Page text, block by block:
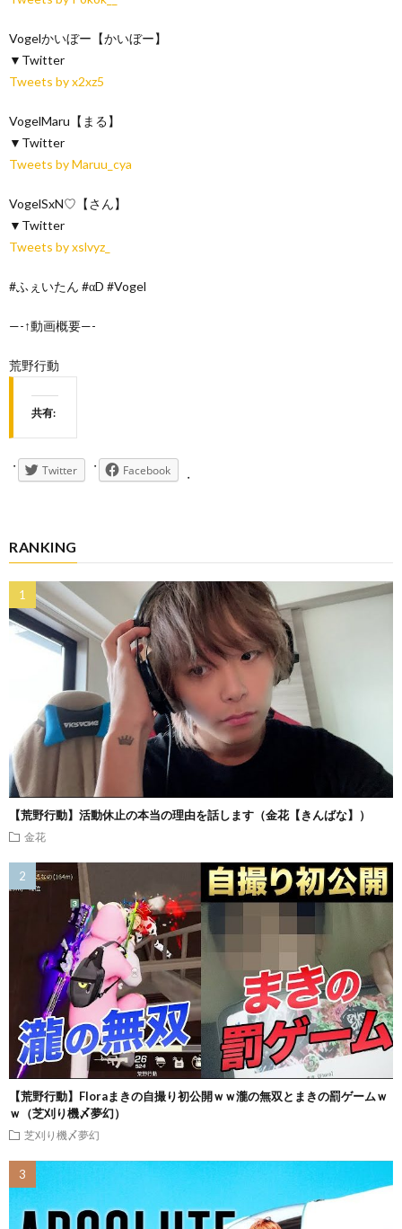
Vogelかいぼー【かいぼー】
▼Twitter
Tweets by x2xz5
VogelMaru【まる】
▼Twitter
Tweets by Maruu_cya
VogelSxN♡【さん】
▼Twitter
Tweets by xslvyz_
#ふぇいたん #αD #Vogel
—-↑動画概要—-
荒野行動
共有:
Twitter Facebook
RANKING
【荒野行動】活動休止の本当の理由を話します（金花【きんばな】）
金花
【荒野行動】Floraまきの自撮り初公開ｗｗ瀧の無双とまきの罰ゲームｗ
ｗ（芝刈り機〆夢幻）
芝刈り機〆夢幻